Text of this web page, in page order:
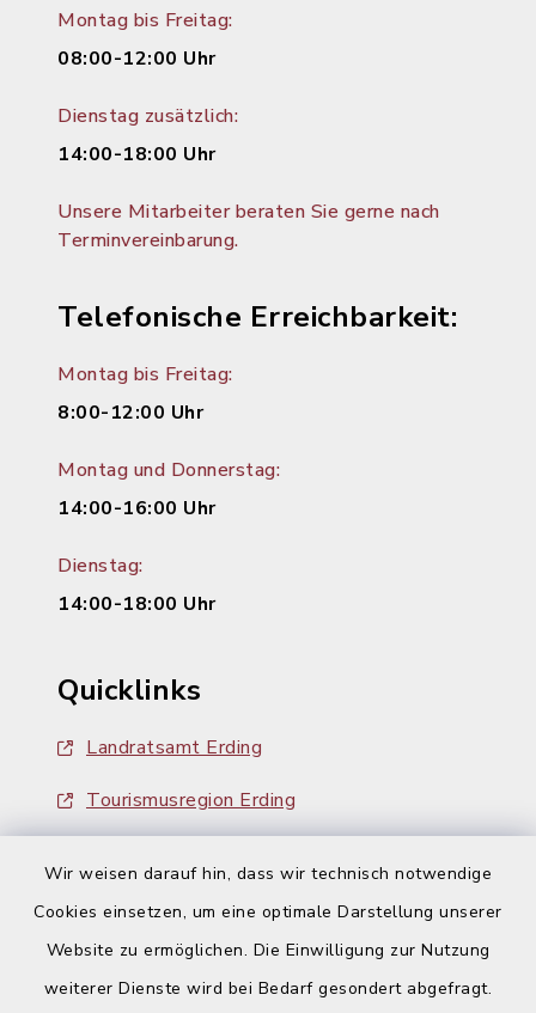
Wir weisen darauf hin, dass wir technisch notwendige
Cookies einsetzen, um eine optimale Darstellung unserer
Website zu ermöglichen. Die Einwilligung zur Nutzung
weiterer Dienste wird bei Bedarf gesondert abgefragt.
Montag bis Freitag:
08:00-12:00 Uhr
Dienstag zusätzlich:
14:00-18:00 Uhr
Unsere Mitarbeiter beraten Sie gerne nach
Terminvereinbarung.
Telefonische Erreichbarkeit:
Montag bis Freitag:
8:00-12:00 Uhr
Montag und Donnerstag:
14:00-16:00 Uhr
Dienstag:
14:00-18:00 Uhr
Quicklinks
Landratsamt Erding
Tourismusregion Erding